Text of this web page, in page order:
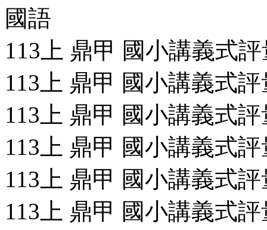
國語
113上 鼎甲 國小講義式
113上 鼎甲 國小講義式
113上 鼎甲 國小講義式
113上 鼎甲 國小講義式
113上 鼎甲 國小講義式
113上 鼎甲 國小講義式